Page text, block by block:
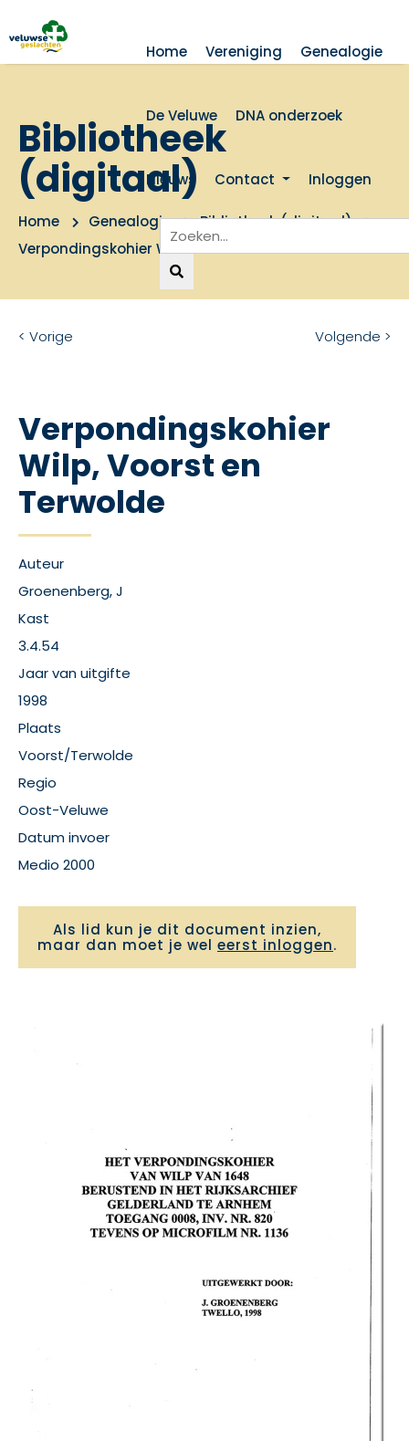
Home Vereniging Genealogie
De Veluwe DNA onderzoek
Nieuws Contact Inloggen
Bibliotheek
(digitaal)
Home Genealogie
Bibliotheek (digitaal)
Verpondingskohier Wilp, Voorst en Terwolde
< Vorige Volgende >
Verpondingskohier
Wilp, Voorst en
Terwolde
Auteur
Groenenberg, J
Kast
3.4.54
Jaar van uitgifte
1998
Plaats
Voorst/Terwolde
Regio
Oost-Veluwe
Datum invoer
Medio 2000
Als lid kun je dit document inzien,
maar dan moet je wel eerst inloggen.